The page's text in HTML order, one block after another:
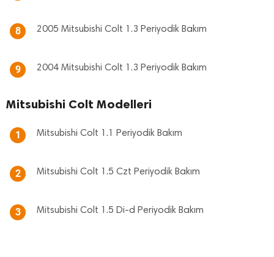
8 2005 Mitsubishi Colt 1.3 Periyodik Bakım
9 2004 Mitsubishi Colt 1.3 Periyodik Bakım
Mitsubishi Colt Modelleri
1 Mitsubishi Colt 1.1 Periyodik Bakım
2 Mitsubishi Colt 1.5 Czt Periyodik Bakım
3 Mitsubishi Colt 1.5 Di-d Periyodik Bakım